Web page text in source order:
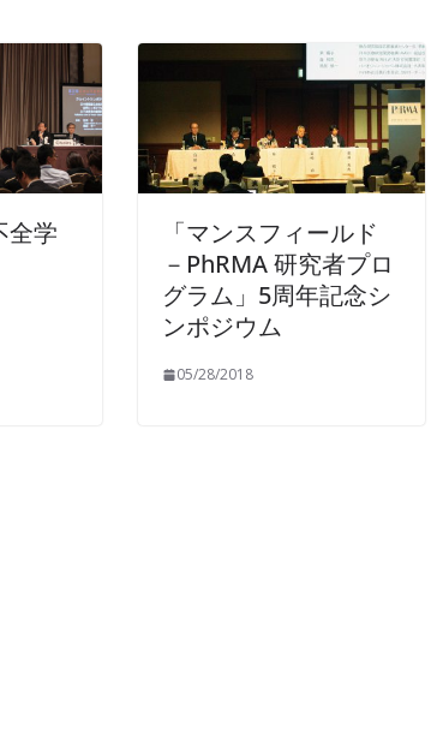
全学
「マンスフィールド
－PhRMA 研究者プロ
グラム」5周年記念シ
ンポジウム
05/28/2018